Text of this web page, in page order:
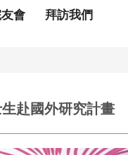
會 拜訪我們
赴國外研究計畫